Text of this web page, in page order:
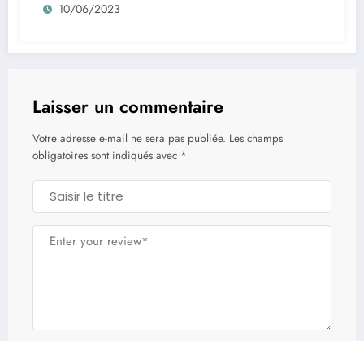
10/06/2023
Laisser un commentaire
Votre adresse e-mail ne sera pas publiée. Les champs
obligatoires sont indiqués avec *